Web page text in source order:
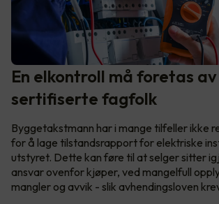
En elkontroll må foretas av
sertifiserte fagfolk
Byggetakstmann har i mange tilfeller ikke
for å lage tilstandsrapport for elektriske
utstyret. Dette kan føre til at selger sitter
ansvar ovenfor kjøper, ved mangelfull
mangler og avvik - slik avhendingsloven